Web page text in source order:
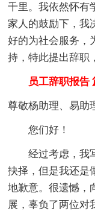
千里。我依然怀有
家人的鼓励下，我
好的为社会服务，
持，特此提出辞职
员工辞职报告
尊敬杨助理、易助
您们好！
经过考虑，我写
抉择，但是我还是
地歉意。很遗憾，
展，辜负了两位对